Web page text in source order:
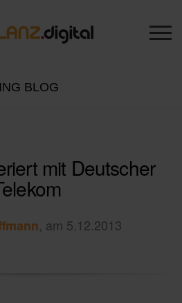
BLOG
mit Deutscher
, am 5.12.2013